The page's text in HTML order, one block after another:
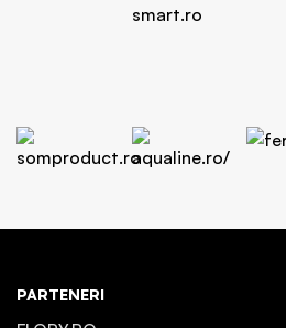
PARTENERI